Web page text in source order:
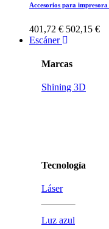
Accesorios para
401,72 € 502,15 €
Escáner
Marcas
Shining 3D
Tecnología
Láser
Luz azul